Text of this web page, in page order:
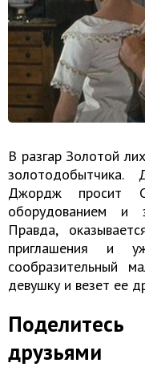
В разгар Золотой
Джордж просит
оборудованием и
Правда,
приглашения и
сообразительный
девушку и везет ее
друзьями